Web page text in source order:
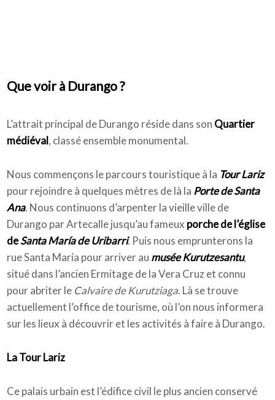
Que voir à Durango ?
L’attrait principal de Durango réside dans son Quartier
médiéval, classé ensemble monumental.
Nous commençons le parcours touristique à la Tour Lariz
pour rejoindre à quelques mètres de là la Porte de Santa
Ana. Nous continuons d’arpenter la vieille ville de
Durango par Artecalle jusqu’au fameux porche de l’église
deSanta María de Uribarri. Puis nous emprunterons la
rue Santa María pour arriver au musée Kurutzesantu,
situé dans l’ancien Ermitage de la Vera Cruz et connu
pour abriter le Calvaire de Kurutziaga. Là se trouve
actuellement l’office de tourisme, où l’on nous informera
sur les lieux à découvrir et les activités à faire à Durango.
La Tour Lariz
Ce palais urbain est l’édifice civil le plus ancien conservé